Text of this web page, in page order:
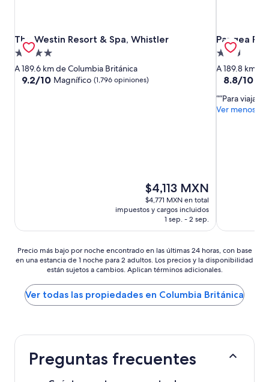
The Westin Resort & Spa, Whistler
The Westin Resort & Spa, Whistler
Propiedad
de
4.0
A 189.6 km de Columbia Británica
9.2
9.2/10 Magnífico (1,796 opiniones)
El
precio
actual
de
$4,113 MXN
$4,771 MXN en total
impuestos y cargos incluidos
1 sep. - 2 sep.
Pangea
Pangea
Propiedad
de
2.5
A 189.8 km
8.8
10,
Excelente,
8.8/10
“Para viajar
Ver menos
Precio
más
noche
encontrado
últimas
horas,
Precio más bajo por noche encontrado en las últimas 24 horas, con base
en una estancia de 1 noche para 2 adultos. Los precios y la disponibilidad
están sujetos a cambios. Aplican términos adicionales.
Ver todas las propiedades en Columbia Británica
Preguntas frecuentes